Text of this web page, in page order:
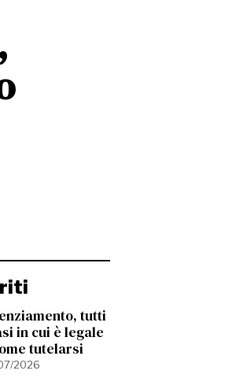
tutti
in cui è legale
tutelarsi
2026